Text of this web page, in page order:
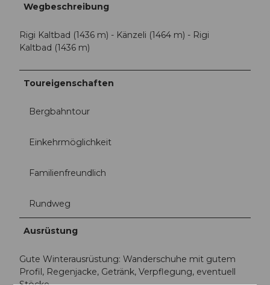
Wegbeschreibung
Rigi Kaltbad (1436 m) - Känzeli (1464 m) - Rigi
Kaltbad (1436 m)
Toureigenschaften
Bergbahntour
Einkehrmöglichkeit
Familienfreundlich
Rundweg
Ausrüstung
Gute Winterausrüstung: Wanderschuhe mit gutem
Profil, Regenjacke, Getränk, Verpflegung, eventuell